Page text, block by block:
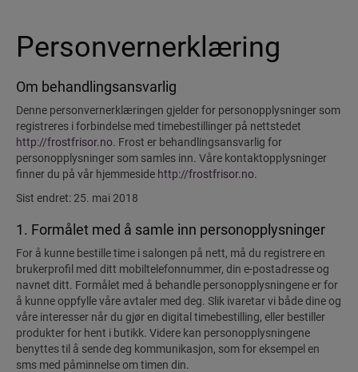
Personvernerklæring
Om behandlingsansvarlig
Denne personvernerklæringen gjelder for personopplysninger som
registreres i forbindelse med timebestillinger på nettstedet
http://frostfrisor.no. Frost er behandlingsansvarlig for
personopplysninger som samles inn. Våre kontaktopplysninger
finner du på vår hjemmeside http://frostfrisor.no.
Sist endret: 25. mai 2018
1. Formålet med å samle inn personopplysninger
For å kunne bestille time i salongen på nett, må du registrere en
brukerprofil med ditt mobiltelefonnummer, din e-postadresse og
navnet ditt. Formålet med å behandle personopplysningene er for
å kunne oppfylle våre avtaler med deg. Slik ivaretar vi både dine og
våre interesser når du gjør en digital timebestilling, eller bestiller
produkter for hent i butikk. Videre kan personopplysningene
benyttes til å sende deg kommunikasjon, som for eksempel en
sms med påminnelse om timen din.